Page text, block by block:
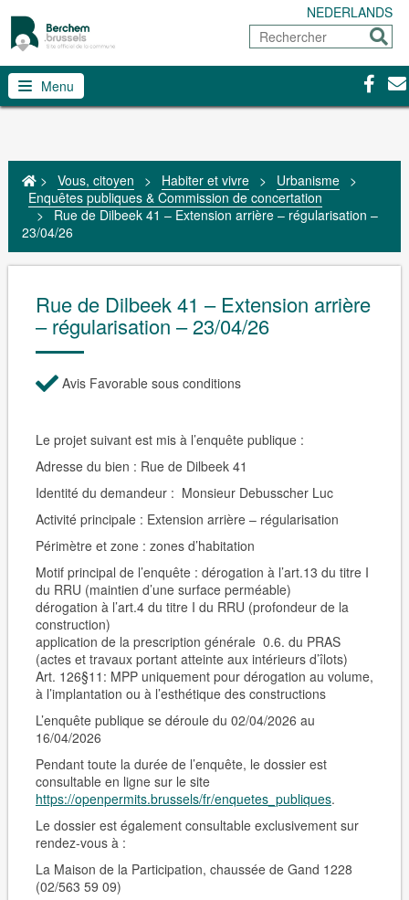
NEDERLANDS
Rechercher
Menu
> Vous, citoyen > Habiter et vivre > Urbanisme
>
Enquêtes publiques & Commission de concertation
>
Rue de Dilbeek 41 – Extension arrière – régularisation –
23/04/26
Rue de Dilbeek 41 – Extension arrière
– régularisation – 23/04/26
Avis Favorable sous conditions
Le projet suivant est mis à l’enquête publique :
Adresse du bien : Rue de Dilbeek41
Identité du demandeur : Monsieur Debusscher Luc
Activité principale : Extension arrière – régularisation
Périmètre et zone : zones d’habitation
Motif principal de l’enquête : dérogation à l’art.13 du titre I
du RRU (maintien d’une surface perméable)
dérogation à l’art.4 du titre I du RRU (profondeur de la
construction)
application de la prescription générale 0.6. du PRAS
(actes et travaux portant atteinte aux intérieurs d’îlots)
Art. 126§11: MPP uniquement pour dérogation au volume,
à l’implantation ou à l’esthétique des constructions
L’enquête publique se déroule du 02/04/2026 au
16/04/2026
Pendant toute la durée de l’enquête, le dossier est
consultable en ligne sur le site
https://openpermits.brussels/fr/enquetes_publiques.
Le dossier est également consultable exclusivement sur
rendez-vousà :
La Maison de la Participation, chaussée de Gand 1228
(02/563 59 09)